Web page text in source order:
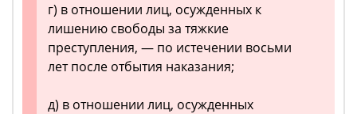
г) в отношении лиц, осужденных к
лишению свободы за тяжкие
преступления, — по истечении восьми
лет после отбытия наказания;
д) в отношении лиц, осужденных